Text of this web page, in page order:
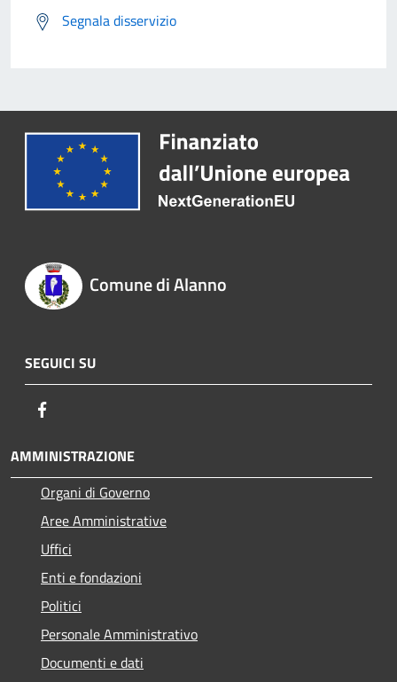
Segnala disservizio
Comune di Alanno
SEGUICI SU
AMMINISTRAZIONE
Organi di Governo
Aree Amministrative
Uffici
Enti e fondazioni
Politici
Personale Amministrativo
Documenti e dati